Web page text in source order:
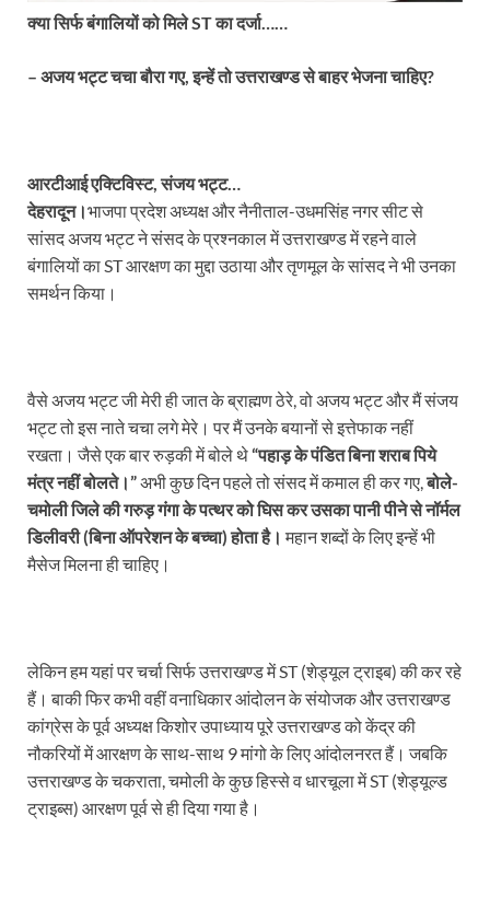
क्या सिर्फ बंगालियों को मिले ST का दर्जा……
– अजय भट्ट चचा बौरा गए, इन्हें तो उत्तराखण्ड से बाहर भेजना चाहिए?
आरटीआई एक्टिविस्ट, संजय भट्ट…
देहरादून।भाजपा प्रदेश अध्यक्ष और नैनीताल-उधमसिंह नगर सीट से
सांसद अजय भट्ट ने संसद के प्रश्नकाल में उत्तराखण्ड में रहने वाले
बंगालियों का ST आरक्षण का मुद्दा उठाया और तृणमूल के सांसद ने भी उनका
समर्थन किया।
वैसे अजय भट्ट जी मेरी ही जात के ब्राह्मण ठेरे, वो अजय भट्ट और मैं संजय
भट्ट तो इस नाते चचा लगे मेरे। पर मैं उनके बयानों से इत्तेफाक नहीं
रखता। जैसे एक बार रुड़की में बोले थे“पहाड़ के पंडित बिना शराब पिये
मंत्र नहीं बोलते।”अभी कुछ दिन पहले तो संसद में कमाल ही कर गए,बोले-
चमोली जिले की गरुड़ गंगा के पत्थर को घिस कर उसका पानी पीने से नॉर्मल
डिलीवरी (बिना ऑपरेशन के बच्चा) होता है। महान शब्दों के लिए इन्हें भी
मैसेज मिलना ही चाहिए।
लेकिन हम यहां पर चर्चा सिर्फ उत्तराखण्ड में ST (शेड्यूल ट्राइब) की कर रहे
हैं। बाकी फिर कभी वहीं वनाधिकार आंदोलन के संयोजक और उत्तराखण्ड
कांग्रेस के पूर्व अध्यक्ष किशोर उपाध्याय पूरे उत्तराखण्ड को केंद्र की
नौकरियों में आरक्षण के साथ-साथ 9 मांगो के लिए आंदोलनरत हैं। जबकि
उत्तराखण्ड के चकराता, चमोली के कुछ हिस्से व धारचूला में ST (शेड्यूल्ड
ट्राइब्स) आरक्षण पूर्व से ही दिया गया है।